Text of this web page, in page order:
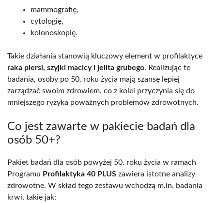
mammografię,
cytologię,
kolonoskopię.
Takie działania stanowią kluczowy element w profilaktyce
raka piersi, szyjki macicy i jelita grubego. Realizując te
badania, osoby po 50. roku życia mają szansę lepiej
zarządzać swoim zdrowiem, co z kolei przyczynia się do
mniejszego ryzyka poważnych problemów zdrowotnych.
Co jest zawarte w pakiecie badań dla
osób 50+?
Pakiet badań dla osób powyżej 50. roku życia w ramach
Programu Profilaktyka 40 PLUS zawiera istotne analizy
zdrowotne. W skład tego zestawu wchodzą m.in. badania
krwi, takie jak: